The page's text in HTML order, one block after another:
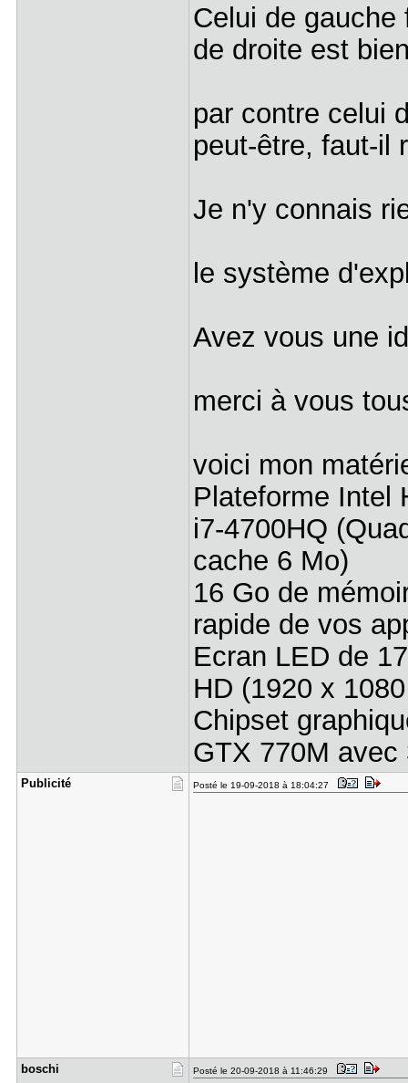
Celui de gauche
de droite est
par contre celui
peut-être, faut-il
Je n'y connais
le système
Avez vous une
merci à vous
voici mon
Plateforme Intel
i7-4700HQ
cache 6 Mo)
16 Go de
rapide de vos
Ecran LED de
HD (1920 x
Chipset
GTX 770M avec
Publicité Posté le 19-09-2018 à 18:04:27
boschi Posté le 20-09-2018 à 11:46:29